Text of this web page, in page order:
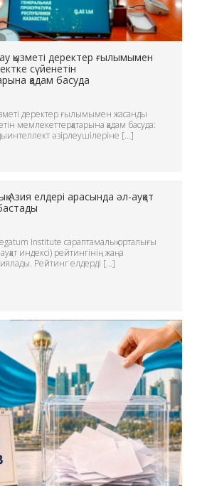
қызметі деректер ғылымымен
сүйенетін
қадам басуда
қызметі деректер ғылымымен жасанды
мемлекеттерқатарына қадам басуда:
әзірлеушілеріне […]
Азия елдері арасында әл-ауқат
Institute сараптамалық орталығы
индексі) рейтингінің жаңа
Рейтинг елдерді […]